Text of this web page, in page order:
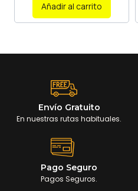
Añadir al carrito
Envío Gratuito
En nuestras rutas habituales.
Pago Seguro
Pagos Seguros.